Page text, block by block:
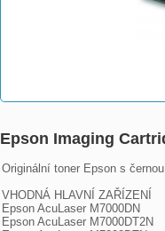
Epson Imaging
Originální toner Epson s
VHODNÁ HLAVNÍ ZAŘÍZENÍ
Epson AcuLaser M7000DN
Epson AcuLaser M7000DT2N